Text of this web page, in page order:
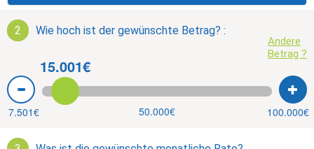
2 Wie hoch ist der gewünschte Betrag? :
Andere
Betrag ?
7.501€ 50.000€ 100.000€
15.001€